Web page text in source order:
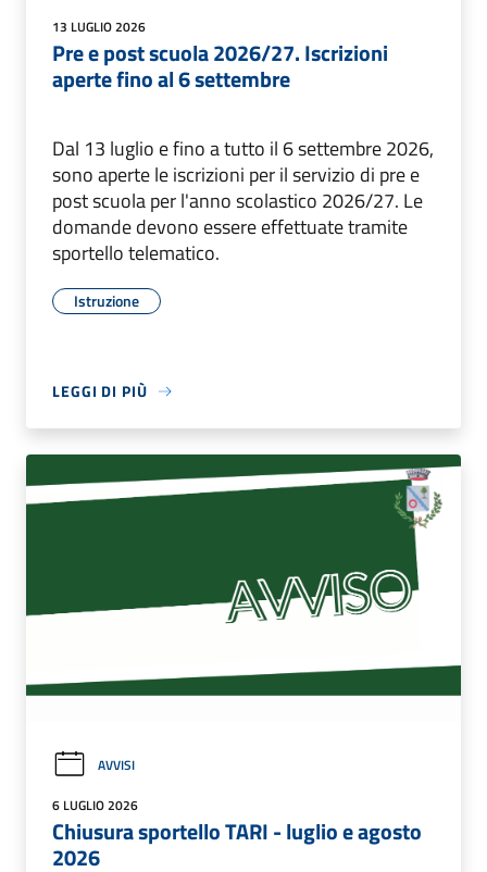
13 LUGLIO 2026
Pre e post scuola 2026/27. Iscrizioni
aperte fino al 6 settembre
Dal 13 luglio e fino a tutto il 6 settembre 2026,
sono aperte le iscrizioni per il servizio di pre e
post scuola per l'anno scolastico 2026/27. Le
domande devono essere effettuate tramite
sportello telematico.
Istruzione
LEGGI DI PIÙ
AVVISI
6 LUGLIO 2026
Chiusura sportello TARI - luglio e agosto
2026